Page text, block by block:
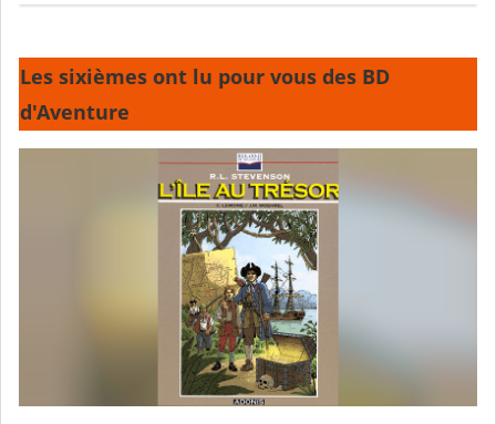
Les sixièmes ont lu pour vous des BD
d'Aventure